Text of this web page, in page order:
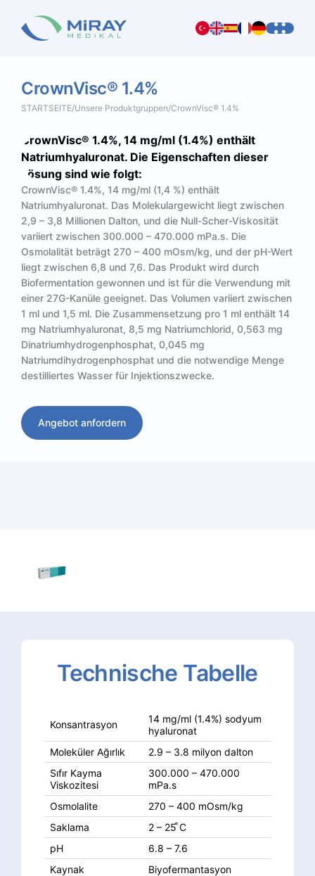
CrownVisc® 1.4%
STARTSEITE/Unsere Produktgruppen/CrownVisc® 1.4%
CrownVisc® 1.4%, 14 mg/ml (1.4%) enthält
Natriumhyaluronat. Die Eigenschaften dieser
Lösung sind wie folgt:
CrownVisc® 1.4%, 14 mg/ml (1,4 %) enthält
Natriumhyaluronat. Das Molekulargewicht liegt zwischen
2,9 – 3,8 Millionen Dalton, und die Null-Scher-Viskosität
variiert zwischen 300.000 – 470.000 mPa.s. Die
Osmolalität beträgt 270 – 400 mOsm/kg, und der pH-Wert
liegt zwischen 6,8 und 7,6. Das Produkt wird durch
Biofermentation gewonnen und ist für die Verwendung mit
einer 27G-Kanüle geeignet. Das Volumen variiert zwischen
1 ml und 1,5 ml. Die Zusammensetzung pro 1 ml enthält 14
mg Natriumhyaluronat, 8,5 mg Natriumchlorid, 0,563 mg
Dinatriumhydrogenphosphat, 0,045 mg
Natriumdihydrogenphosphat und die notwendige Menge
destilliertes Wasser für Injektionszwecke.
Angebot anfordern
Technische Tabelle
Konsantrasyon
14 mg/ml (1.4%) sodyum
hyaluronat
Moleküler Ağırlık
2.9 – 3.8 milyon dalton
Sıfır Kayma
Viskozitesi
300.000 – 470.000
mPa.s
Osmolalite
270 – 400 mOsm/kg
Saklama
2 – 25 ̊C
pH
6.8 – 7.6
Kaynak
Biyofermantasyon